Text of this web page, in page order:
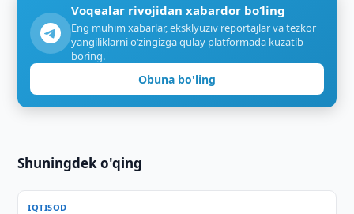
Voqealar rivojidan xabardor bo‘ling
Eng muhim xabarlar, eksklyuziv reportajlar va tezkor
yangiliklarni o‘zingizga qulay platformada kuzatib
boring.
Obuna bo'ling
Shuningdek o'qing
IQTISOD